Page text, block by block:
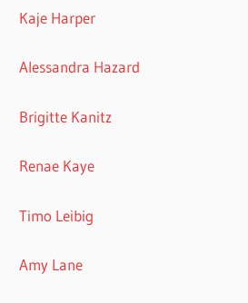
Kaje Harper
Alessandra Hazard
Brigitte Kanitz
Renae Kaye
Timo Leibig
Amy Lane